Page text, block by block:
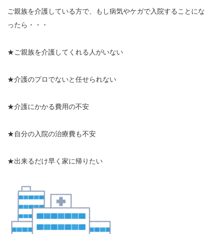
ご親族を介護している方で、もし病気やケガで入院することにな
ったら・・・
★ご親族を介護してくれる人がいない
★介護のプロでないと任せられない
★介護にかかる費用の不安
★自分の入院の治療費も不安
★出来るだけ早く家に帰りたい